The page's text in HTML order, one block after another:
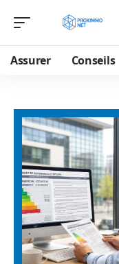
Assurer Conseils